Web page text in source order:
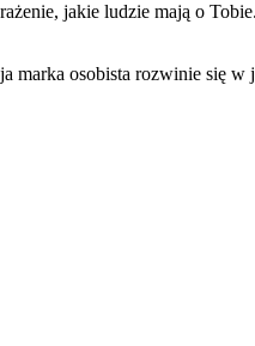
jakie ludzie mają o
osobista rozwinie się w